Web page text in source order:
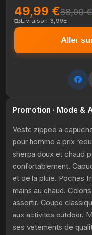
49,99 €88,00 €
Livraison 3,99E
Aller
Promotion · Mode &
Veste zippee a
pour homme a prix
sherpa doux et chaud
confortablement.
et de la pluie. Poches
mains au chaud.
assortir. Coupe
aux activites outdoor.
ses vetements de